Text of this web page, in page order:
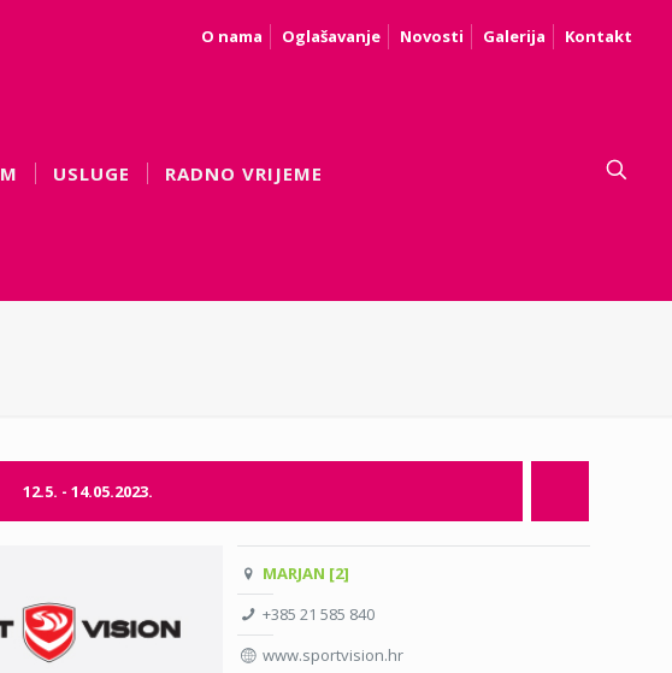
O nama Oglašavanje Novosti Galerija Kontakt
USLUGE RADNO VRIJEME
12.5. - 14.05.2023.
MARJAN [2]
+385 21 585 840
www.sportvision.hr